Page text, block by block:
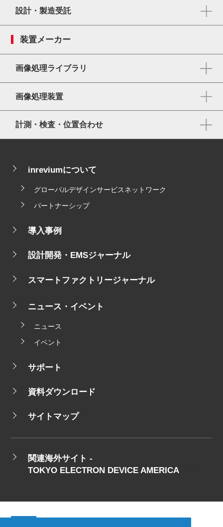
設計・製造受託
装置メーカー
画像処理ライブラリ
画像処理装置
計測・検査・位置合わせ
inreviumについて
グローバルデザインサービスネットワーク
パートナーシップ
導入事例
設計開発・EMSジャーナル
スマートファクトリージャーナル
ニュース・イベント
ニュース
イベント
サポート
資料ダウンロード
サイトマップ
関連海外サイト -
TOKYO ELECTRON DEVICE AMERICA